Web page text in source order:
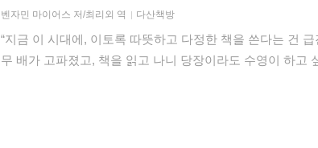
벤자민 마이어스 저/최리외 역 다산책방
“지금 이 시대에, 이토록 따뜻하고 다정한 책을 쓴다는 건
무 배가 고파졌고, 책을 읽고 나니 당장이라도 수영이 하고